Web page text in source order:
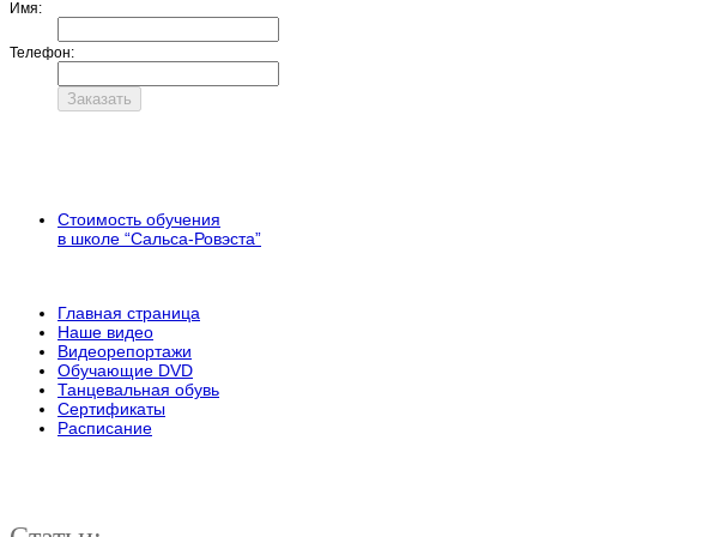
Имя:
Телефон:
Стоимость обучения
в школе “Сальса-Ровэста”
Главная страница
Наше видео
Видеорепортажи
Обучающие DVD
Танцевальная обувь
Сертификаты
Расписание